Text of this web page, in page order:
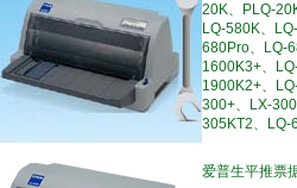
20K、PLQ-
LQ-580K、
680Pro、LQ-
1600K3+、
1900K2+、
300+、LX-
305KT2、LQ-
爱普生平推票